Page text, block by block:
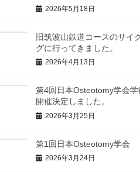
2026年5月18日
旧筑波山鉄道コースのサイ
グに行ってきました。
2026年4月13日
第4回日本Osteotomy学会学
開催決定しました。
2026年3月25日
第1回日本Osteotomy学会
2026年3月24日